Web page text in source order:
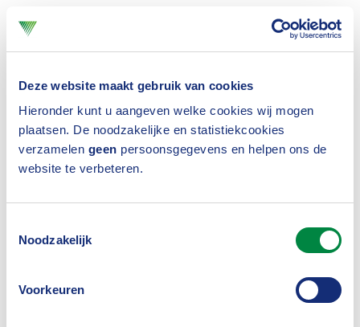
Deze website maakt gebruik van cookies
Hieronder kunt u aangeven welke cookies wij mogen
plaatsen. De noodzakelijke en statistiekcookies
verzamelen geen persoonsgegevens en helpen ons de
website te verbeteren.
Noodzakelijk
Voorkeuren
van Sociale Zaken en Werkgelegenheid heeft
inmiddels ingestemd met het standaardmodel, zie
Opdeze pagina staat alle achterliggende
documentatie over de standaardmodellen.
later
Sparen via een spaarrekening in box 3 is minder